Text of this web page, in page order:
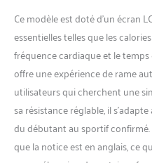
Ce modèle est doté d’un écran
essentielles telles que les
fréquence cardiaque et le temps
offre une expérience de rame
utilisateurs qui cherchent une
sa résistance réglable, il
du débutant au sportif
que la notice est en anglais, ce